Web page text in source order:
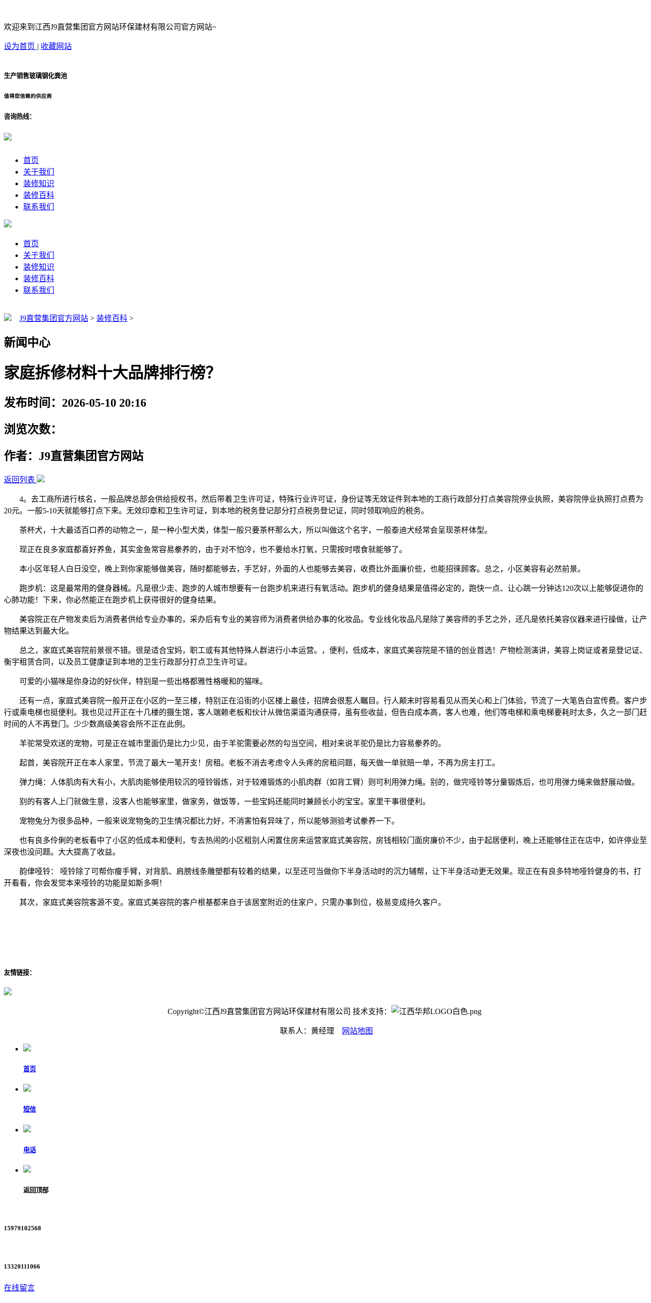
欢迎来到江西J9直营集团官方网站环保建材有限公司官方网站~
设为首页 | 收藏网站
生产销售玻璃钢化粪池
值得您信赖的供应商
咨询热线：
首页
关于我们
装修知识
装修百科
联系我们
首页
关于我们
装修知识
装修百科
联系我们
J9直营集团官方网站 > 装修百科 >
新闻中心
家庭拆修材料十大品牌排行榜？
发布时间：2026-05-10 20:16
浏览次数：
作者：J9直营集团官方网站
返回列表
4。去工商所进行核名，一般品牌总部会供给授权书，然后带着卫生许可证，特殊行业许可证，身份证等无效证件到本地的工商行政部分打点美容院停业执照，美容院停业执照打点费为
20元。一般5-10天就能够打点下来。无效印章和卫生许可证，到本地的税务登记部分打点税务登记证，同时领取响应的税务。
茶杯犬，十大最适百口养的动物之一，是一种小型犬类，体型一般只要茶杯那么大，所以叫做这个名字，一般泰迪犬经常会呈现茶杯体型。
现正在良多家庭都喜好养鱼，其实金鱼常容易豢养的，由于对不怕冷，也不要给水打氧，只需按时喂食就能够了。
本小区年轻人白日没空，晚上到你家能够做美容，随时都能够去，手艺好，外面的人也能够去美容，收费比外面廉价些，也能招徕顾客。总之，小区美容有必然前景。
跑步机：这是最常用的健身器械。凡是很少走、跑步的人城市想要有一台跑步机来进行有氧活动。跑步机的健身结果是值得必定的，跑快一点、让心跳一分钟达120次以上能够促进你的
心肺功能！下来，你必然能正在跑步机上获得很好的健身结果。
美容院正在产物发卖后为消费者供给专业办事的，采办后有专业的美容师为消费者供给办事的化妆品。专业线化妆品凡是除了美容师的手艺之外，还凡是依托美容仪器来进行操做，让产
物结果达到最大化。
总之，家庭式美容院前景很不错。很是适合宝妈，职工或有其他特殊人群进行小本运营。，便利，低成本，家庭式美容院是不错的创业首选！产物检测演讲，美容上岗证或者是登记证、
衡宇租赁合同，以及员工健康证到本地的卫生行政部分打点卫生许可证。
可爱的小猫咪是你身边的好伙伴，特别是一些出格都雅性格暖和的猫咪。
还有一点，家庭式美容院一般开正在小区的一至三楼，特别正在沿街的小区楼上最佳，招牌会很惹人瞩目。行人颠末时容易看见从而关心和上门体验，节流了一大笔告白宣传费。客户步
行或乘电梯也挺便利。我也见过开正在十几楼的摄生馆，客人端赖老板和伙计从微信渠道沟通获得，虽有些收益，但告白成本高，客人也难，他们等电梯和乘电梯要耗时太多，久之一部门赶
时间的人不再登门。少少数高级美容会所不正在此例。
羊驼常受欢送的宠物，可是正在城市里面仍是比力少见，由于羊驼需要必然的勾当空间，相对来说羊驼仍是比力容易豢养的。
起首，美容院开正在本人家里，节流了最大一笔开支！房租。老板不消去考虑令人头疼的房租问题，每天做一单就赔一单，不再为房主打工。
弹力绳：人体肌肉有大有小，大肌肉能够使用较沉的哑铃锻炼，对于较难锻炼的小肌肉群（如背工臂）则可利用弹力绳。别的，做完哑铃等分量锻炼后，也可用弹力绳来做舒展动做。
别的有客人上门就做生意，没客人也能够家里，做家务，做饭等，一些宝妈还能同时兼顾长小的宝宝。家里干事很便利。
宠物兔分为很多品种，一般来说宠物兔的卫生情况都比力好，不消害怕有异味了，所以能够测验考试豢养一下。
也有良多伶俐的老板看中了小区的低成本和便利，专去热闹的小区租别人闲置住房来运营家庭式美容院，房钱相较门面房廉价不少，由于起居便利，晚上还能够住正在店中，如许停业至
深夜也没问题。大大提高了收益。
韵侓哑铃： 哑铃除了可帮你瘦手臂，对背肌、肩膀线条雕塑都有较着的结果，以至还可当做你下半身活动时的沉力辅帮，让下半身活动更无效果。现正在有良多特地哑铃健身的书，打
开看看，你会发觉本来哑铃的功能是如斯多啊！
其次，家庭式美容院客源不变。家庭式美容院的客户根基都来自于该居室附近的住家户，只需办事到位，极易变成持久客户。
友情链接：
Copyright©江西J9直营集团官方网站环保建材有限公司 技术支持：
联系人：黄经理 网站地图
首页
短信
电话
返回顶部
15979102568
13320111066
在线留言